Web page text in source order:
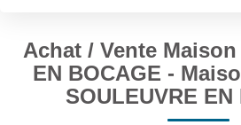
VENDRE
BIENS
Type de bien
Budget max
Rayon
Achat / Vente Maison
EN BOCAGE -
SOULEUVRE EN